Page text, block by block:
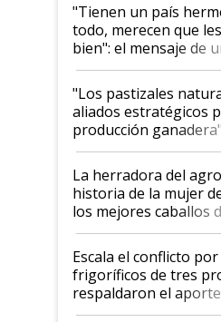
"Tienen un país
todo, merecen que
bien": el mensaje de
ganadera uruguaya
oportunidades que se
para el agro en
foco en la carne
"Los pastizales
aliados estratégicos
producción
la iniciativa que ya
establecimientos en
La herradora del
historia de la mujer
los mejores caballos
Argentina y los mitos
todavía hacen sufrir
animales: "Mientras
descalificaban, yo
haciendo currículum"
Escala el conflicto por
frigoríficos de tres
respaldaron el aporte
obligatorio